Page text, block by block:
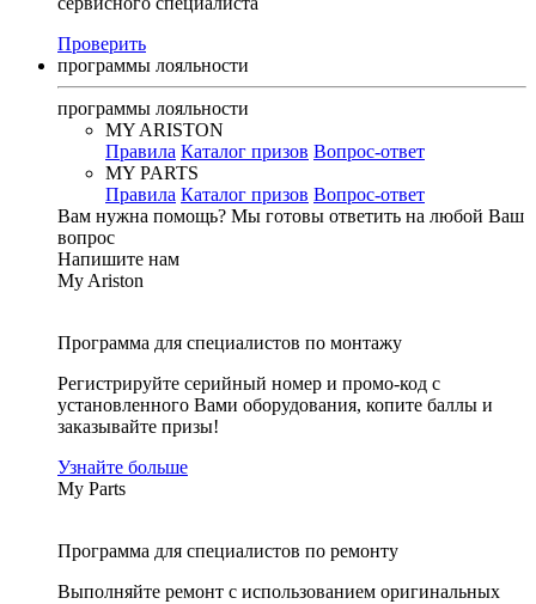
Проверить
программы лояльности
программы лояльности
MY ARISTON
Правила Каталог призов Вопрос-ответ
MY PARTS
Правила Каталог призов Вопрос-ответ
Вам нужна помощь? Мы готовы ответить на любой Ваш
вопрос
Напишите нам
My Ariston
Программа для специалистов по монтажу
Регистрируйте серийный номер и промо-код с
установленного Вами оборудования, копите баллы и
заказывайте призы!
Узнайте больше
My Parts
Программа для специалистов по ремонту
Выполняйте ремонт с использованием оригинальных